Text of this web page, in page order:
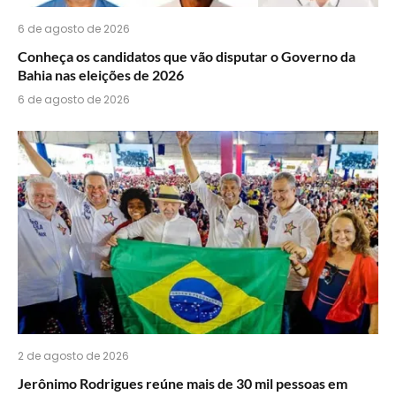
6 de agosto de 2026
Conheça os candidatos que vão disputar o Governo da
Bahia nas eleições de 2026
6 de agosto de 2026
2 de agosto de 2026
Jerônimo Rodrigues reúne mais de 30 mil pessoas em